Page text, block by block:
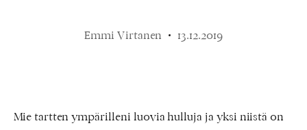
Emmi Virtanen 13.12.2019
Mie tartten ympärilleni luovia hulluja ja yksi niistä on